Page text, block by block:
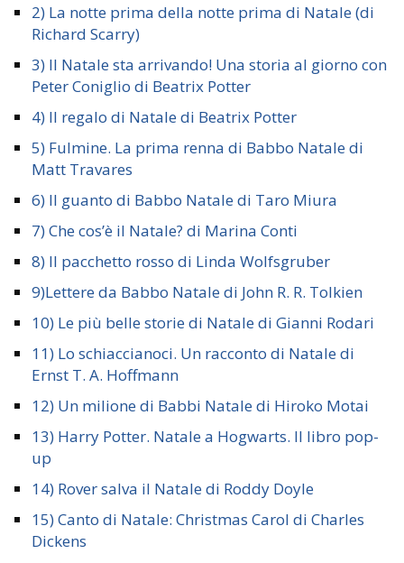
2) La notte prima della notte prima di Natale (di
Richard Scarry)
3) Il Natale sta arrivando! Una storia al giorno con
Peter Coniglio di Beatrix Potter
4) Il regalo di Natale di Beatrix Potter
5) Fulmine. La prima renna di Babbo Natale di
Matt Travares
6) Il guanto di Babbo Natale di Taro Miura
7) Che cos’è il Natale? di Marina Conti
8) Il pacchetto rosso di Linda Wolfsgruber
9)Lettere da Babbo Natale di John R. R. Tolkien
10) Le più belle storie di Natale di Gianni Rodari
11) Lo schiaccianoci. Un racconto di Natale di
Ernst T. A. Hoffmann
12) Un milione di Babbi Natale di Hiroko Motai
13) Harry Potter. Natale a Hogwarts. Il libro pop-
up
14) Rover salva il Natale di Roddy Doyle
15) Canto di Natale: Christmas Carol di Charles
Dickens